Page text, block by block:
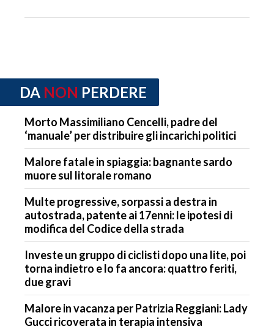
DA NON PERDERE
Morto Massimiliano Cencelli, padre del
‘manuale’ per distribuire gli incarichi politici
Malore fatale in spiaggia: bagnante sardo
muore sul litorale romano
Multe progressive, sorpassi a destra in
autostrada, patente ai 17enni: le ipotesi di
modifica del Codice della strada
Investe un gruppo di ciclisti dopo una lite, poi
torna indietro e lo fa ancora: quattro feriti,
due gravi
Malore in vacanza per Patrizia Reggiani: Lady
Gucci ricoverata in terapia intensiva